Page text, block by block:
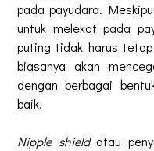
pada payudara.
untuk melekat pada
puting tidak harus
biasanya akan
dengan berbagai
baik.
Nipple shieldatau